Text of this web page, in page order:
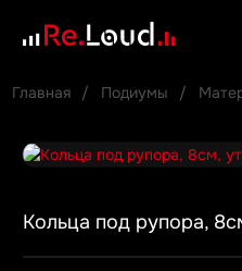
Главная Подиумы
Кольца под рупора,